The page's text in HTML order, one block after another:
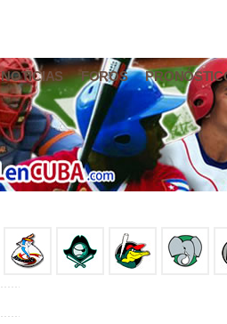
NOTICIAS FOROS